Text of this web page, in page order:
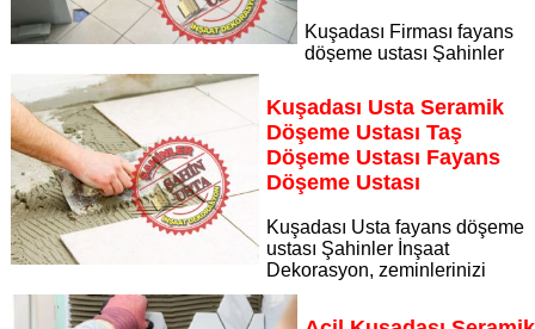
Kuşadası Firması fayans
döşeme ustası Şahinler
İnşaat Dekorasyon, zeminlerinizi sanat eseri gibi işleyen
uzman kadrosuyla Kuşadası Firması bölgesine özel hizmet
sunuyor
Sayfaya Git
Kuşadası Usta Seramik
Döşeme Ustası Taş
Döşeme Ustası Fayans
Döşeme Ustası
Kuşadası Usta fayans döşeme
ustası Şahinler İnşaat
Dekorasyon, zeminlerinizi
sanat eseri gibi işleyen uzman kadrosuyla Kuşadası Usta
bölgesine özel hizmet sunuyor